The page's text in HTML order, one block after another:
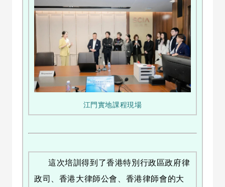
江門實地課程現場
這次培訓得到了香港特別行政區政府律
政司、香港大律師公會、香港律師會的大